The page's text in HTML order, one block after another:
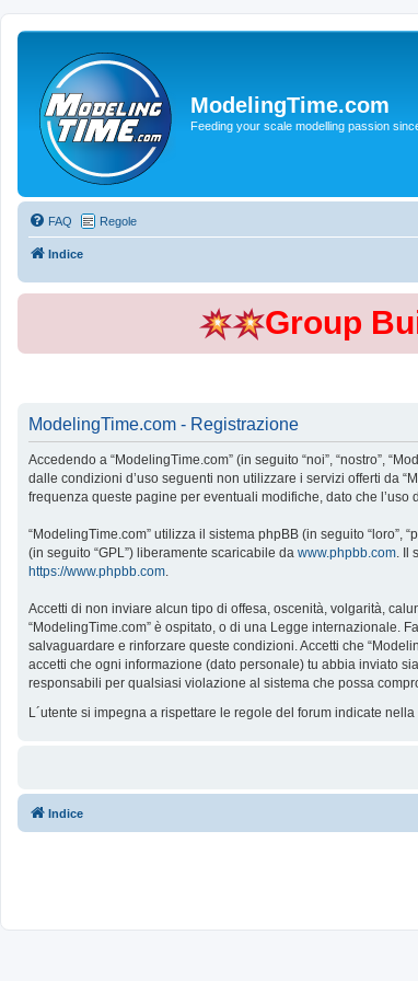
ModelingTime.com
Feeding your scale modelling passion
FAQ Regole
Indice
Group
ModelingTime.com - Registrazione
Accedendo a “ModelingTime.com” (in seguito “noi”, “nostro”,
dalle condizioni d’uso seguenti non utilizzare i servizi offerti da
frequenza queste pagine per eventuali modifiche, dato che l’uso
“ModelingTime.com” utilizza il sistema phpBB (in seguito “loro”,
(in seguito “GPL”) liberamente scaricabile da www.phpbb.com .
https://www.phpbb.com
Accetti di non inviare alcun tipo di offesa, oscenità, volgarità,
“ModelingTime.com” è ospitato, o di una Legge internazionale.
salvaguardare e rinforzare queste condizioni. Accetti che
accetti che ogni informazione (dato personale) tu abbia inviato
responsabili per qualsiasi violazione al sistema che possa
L´utente si impegna a rispettare le regole del forum indicate
Indice